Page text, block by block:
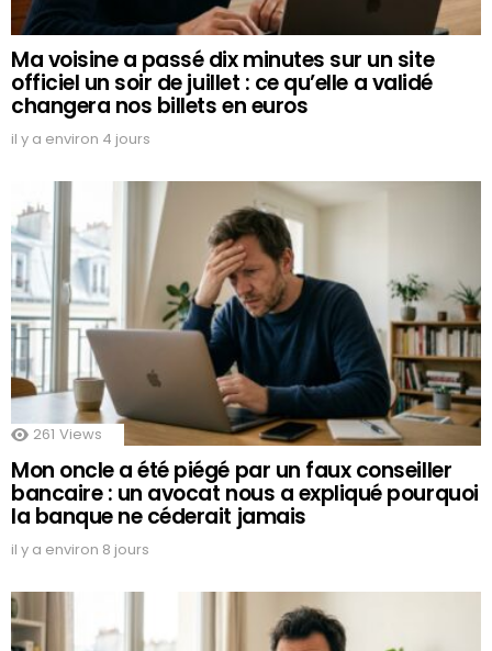
Ma voisine a passé dix minutes sur un site
officiel un soir de juillet : ce qu’elle a validé
changera nos billets en euros
il y a environ 4 jours
261 Views
Mon oncle a été piégé par un faux conseiller
bancaire : un avocat nous a expliqué pourquoi
la banque ne céderait jamais
il y a environ 8 jours